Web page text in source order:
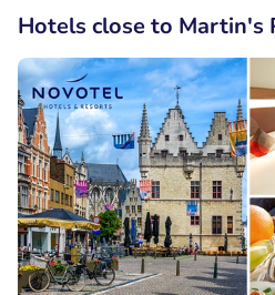
Hotels close to Martin's